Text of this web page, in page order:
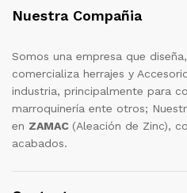
Nuestra Compañia
Somos una empresa que
comercializa herrajes y
industria, principalmente para
marroquinería ente otros;
en ZAMAC (Aleación de Zinc),
acabados.